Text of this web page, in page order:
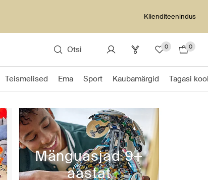
Klienditeenindus
Otsi 0 0
Teismelised Ema Sport Kaubamärgid Tagasi
Mänguasjad 9+
aastat